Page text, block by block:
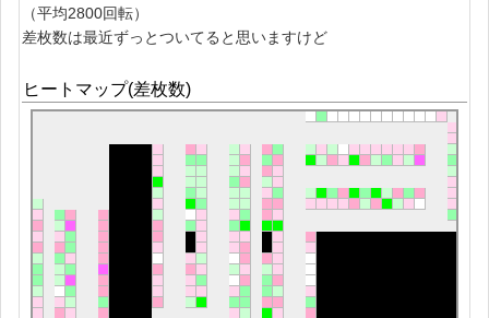
（平均2800回転）
差枚数は最近ずっとついてると思いますけど
ヒートマップ(差枚数)